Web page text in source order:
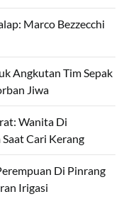
Marco Bezzecchi
Angkutan Tim Sepak
Jiwa
Wanita Di
Cari Kerang
Di Pinrang
Irigasi